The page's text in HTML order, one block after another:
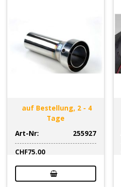
auf Bestellung, 2 - 4
Tage
Art-Nr:
255927
CHF75.00